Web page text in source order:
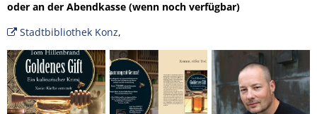
oder an der Abendkasse (wenn noch verfügbar)
Stadtbibliothek Konz,